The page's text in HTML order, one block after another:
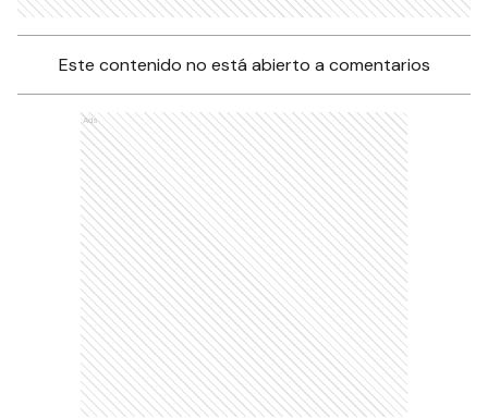
Este contenido no está abierto a comentarios
Ads